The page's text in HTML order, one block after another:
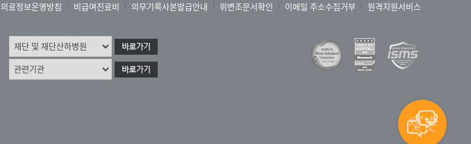
의료정보운영방침 비급여진료비 의무기록사본발급안내 위변조문서확인 이메일 주소수집거부 원격지원서비스